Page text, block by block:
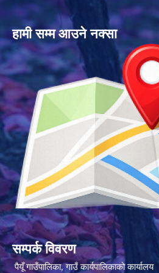
हामी सम्म आउने नक्सा
सम्पर्क विवरण
पैयूँ गाउँपालिका, गाउँ कार्यपालिकाको कार्यालय